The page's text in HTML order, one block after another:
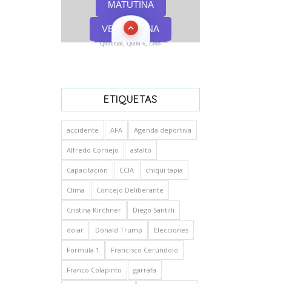
Quinielas, Quini 6, Loto
ETIQUETAS
accidente AFA Agenda deportiva
Alfredo Cornejo asfalto
Capacitación CCIA chiqui tapia
Clima Concejo Deliberante
Cristina Kirchner Diego Santilli
dolar Donald Trump Elecciones
Formula 1 Francisco Cerúndolo
Franco Colapinto garrafa